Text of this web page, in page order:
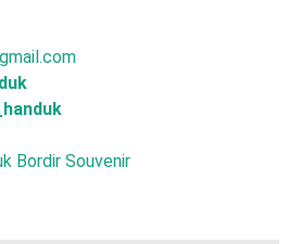
Bordir Souvenir